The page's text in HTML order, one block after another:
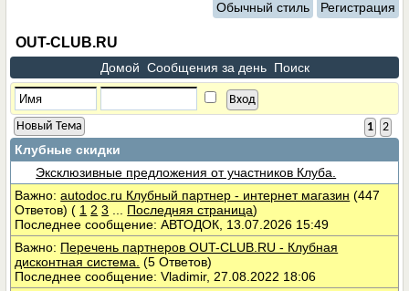
Обычный стиль Регистрация
OUT-CLUB.RU
Домой Сообщения за день Поиск
1 2
Новый Тема
Клубные скидки
Эксклюзивные предложения от участников Клуба.
Важно:autodoc.ru Клубный партнер - интернет магазин (447
Ответов) ( 1 2 3 Последняя страница)
Последнее сообщение: АВТОДОК, 13.07.2026 15:49
Важно: Перечень партнеров OUT-CLUB.RU - Клубная
дисконтная система. (5 Ответов)
Последнее сообщение: Vladimir, 27.08.2022 18:06